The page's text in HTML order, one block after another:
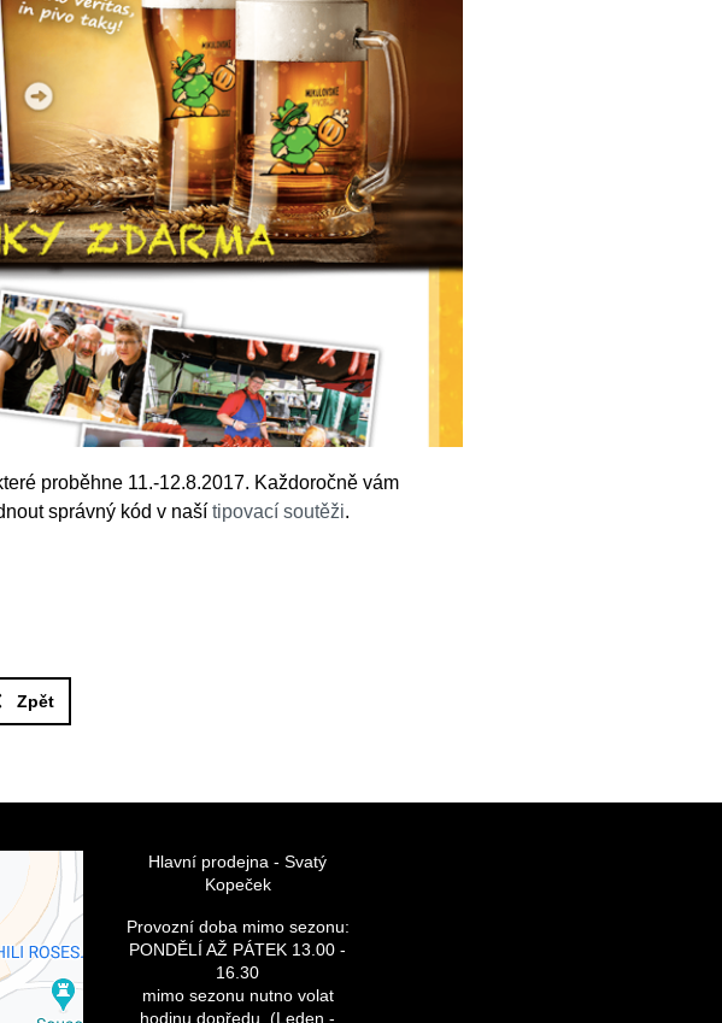
proběhne 11.-12.8.2017. Každoročně vám
správný kód v naší tipovací soutěži.
Zpět
externí
Hlavní prodejna - Svatý
Kopeček
Provozní doba mimo sezonu:
PONDĚLÍ AŽ PÁTEK 13.00 -
16.30
mimo sezonu nutno volat
hodinu dopředu. (Leden -